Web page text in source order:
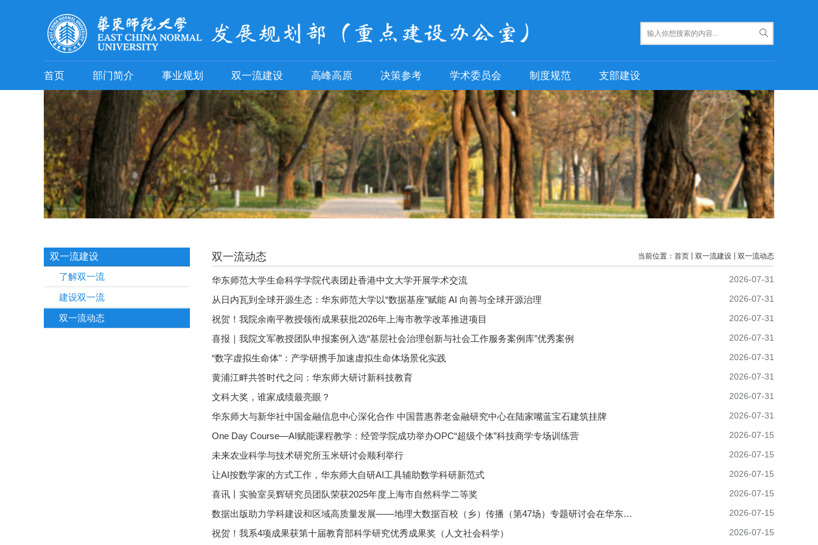
首页 部门简介 事业规划 双一流建设 高峰高原 决策参考 学术委员会 制度规范 支部建设
双一流建设
了解双一流
建设双一流
双一流动态
双一流动态 当前位置： 首页 双一流建设 双一流动态
华东师范大学生命科学学院代表团赴香港中文大学开展学术交流 2026-07-31
从日内瓦到全球开源生态：华东师范大学以“数据基座”赋能 AI 向善与全球开源治理 2026-07-31
祝贺！我院余南平教授领衔成果获批2026年上海市教学改革推进项目 2026-07-31
喜报｜我院文军教授团队申报案例入选“基层社会治理创新与社会工作服务案例库”优秀案例 2026-07-31
“数字虚拟生命体”：产学研携手加速虚拟生命体场景化实践 2026-07-31
黄浦江畔共答时代之问：华东师大研讨新科技教育 2026-07-31
文科大奖，谁家成绩最亮眼？ 2026-07-31
华东师大与新华社中国金融信息中心深化合作 中国普惠养老金融研究中心在陆家嘴蓝宝石建筑挂牌 2026-07-31
One Day Course—AI赋能课程教学：经管学院成功举办OPC“超级个体”科技商学专场训练营 2026-07-15
未来农业科学与技术研究所玉米研讨会顺利举行 2026-07-15
让AI按数学家的方式工作，华东师大自研AI工具辅助数学科研新范式 2026-07-15
喜讯丨实验室吴辉研究员团队荣获2025年度上海市自然科学二等奖 2026-07-15
数据出版助力学科建设和区域高质量发展——地理大数据百校（乡）传播（第47场）专题研讨会在华东师... 2026-07-15
祝贺！我系4项成果获第十届教育部科学研究优秀成果奖（人文社会科学） 2026-07-15